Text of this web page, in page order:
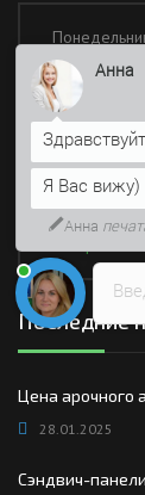
Вторник
Среда
Четверг
Пятница
Суббота
Последние
Цена арочного
28.01.2025
Сэндвич-
Анна
Я Вас вижу)
Анна